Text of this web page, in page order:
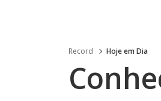
Record Hoje em Dia